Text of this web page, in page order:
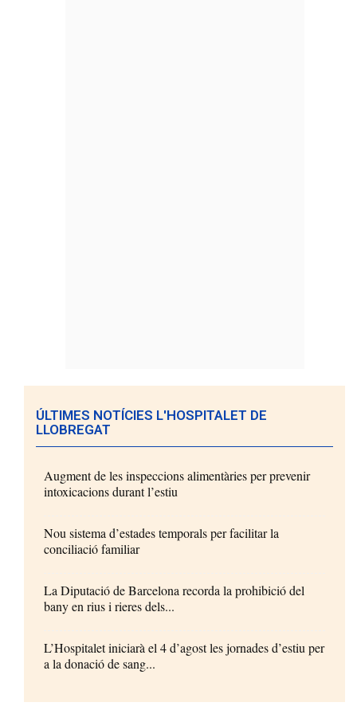
ÚLTIMES NOTÍCIES L'HOSPITALET DE
LLOBREGAT
Augment de les inspeccions alimentàries per prevenir
intoxicacions durant l’estiu
Nou sistema d’estades temporals per facilitar la
conciliació familiar
La Diputació de Barcelona recorda la prohibició del
bany en rius i rieres dels...
L’Hospitalet iniciarà el 4 d’agost les jornades d’estiu per
a la donació de sang...